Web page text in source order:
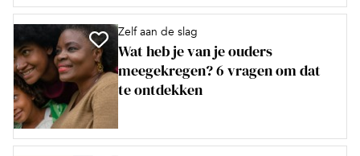
Zelf aan de slag
Wat heb je van je ouders
meegekregen? 6 vragen om dat
te ontdekken